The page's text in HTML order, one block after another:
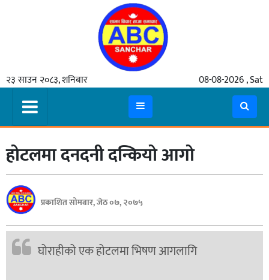
२३ साउन २०८३, शनिबार 08-08-2026 , Sat
समाचार
मुख्य
समाचार
कुटनीती
अर्थ
रसरङ्ग
यौन/
स्वास्थ्य
होटलमा दनदनी दन्कियो आगो
प्रकाशित सोमबार, जेठ ०७, २०७५
घोराहीको एक होटलमा भिषण आगलागि